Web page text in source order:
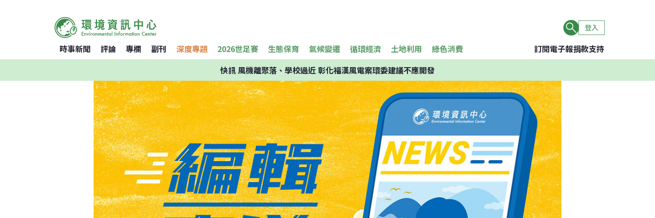
登入
時事新聞 評論 專欄 副刊 深度專題 2026世足賽 生態保育 氣候變遷 循環經濟 土地利用 綠色消費 訂閱電子報捐款支持
快訊風機離聚落、學校過近 彰化福漢風電案環委建議不應開發